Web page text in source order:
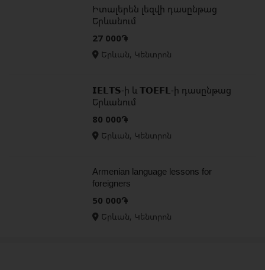
Իտալերեն լեզվի դասընթաց
Երևանում
27 000֏
Երևան, Կենտրոն
𝗜𝗘𝗟𝗧𝗦-ի և 𝗧𝗢𝗘𝗙𝗟-ի դասընթաց
Երևանում
80 000֏
Երևան, Կենտրոն
Armenian language lessons for
foreigners
50 000֏
Երևան, Կենտրոն